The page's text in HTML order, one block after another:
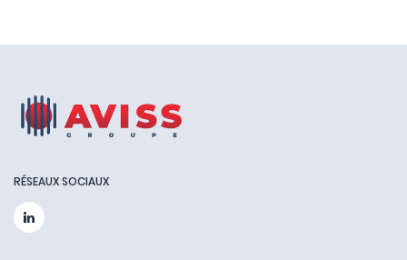
RÉSEAUX SOCIAUX